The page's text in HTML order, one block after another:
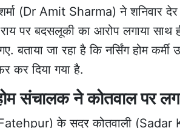
(Dr Amit Sharma) ने शनिवार
पर बदसलूकी का आरोप लगाया
बताया जा रहा है कि नर्सिंग होम
कर दिया गया है.
संचालक ने कोतवाल पर
केसदर कोतवाली (Sadar